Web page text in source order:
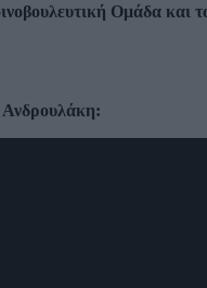
Ομάδα και
Ανδρουλάκη: